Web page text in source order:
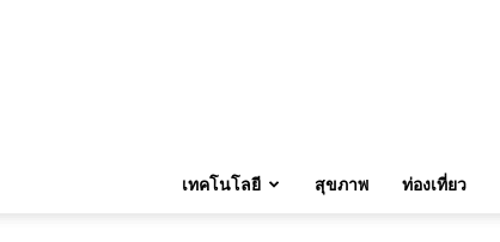
เทคโนโลยี สุขภาพ ท่องเที่ยว